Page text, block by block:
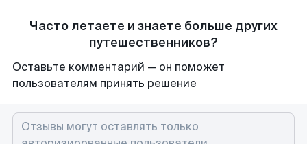
Часто летаете и знаете больше других
путешественников?
Оставьте комментарий — он поможет
пользователям принять решение